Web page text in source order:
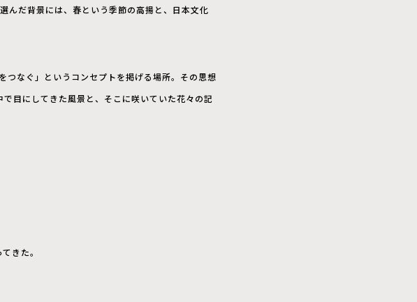
んだ背景には、春という季節の高揚と、日本文化
なぐ」というコンセプトを掲げる場所。その思想
目にしてきた風景と、そこに咲いていた花々の記
きた。